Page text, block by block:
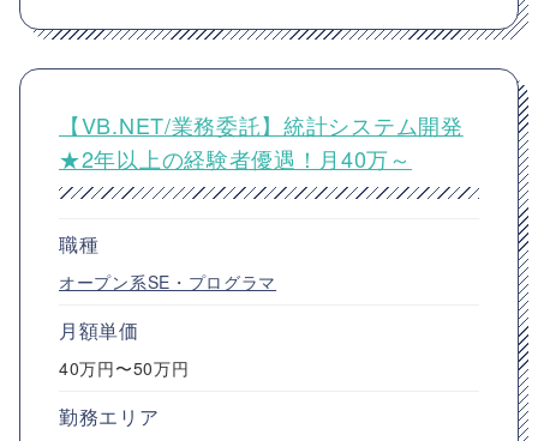
【VB.NET/業務委託】統計システム開発
★2年以上の経験者優遇！月40万～
職種
オープン系SE・プログラマ
月額単価
40万円〜50万円
勤務エリア